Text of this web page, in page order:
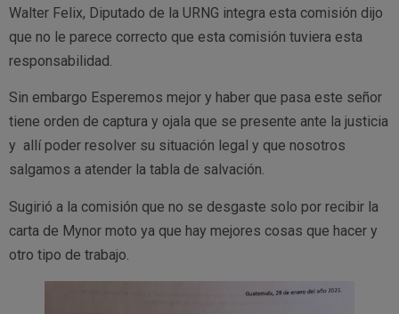
Walter Felix, Diputado de la URNG integra esta comisión dijo
que no le parece correcto que esta comisión tuviera esta
responsabilidad.
Sin embargo Esperemos mejor y haber que pasa este señor
tiene orden de captura y ojala que se presente ante la justicia
y allí poder resolver su situación legal y que nosotros
salgamos a atender la tabla de salvación.
Sugirió a la comisión que no se desgaste solo por recibir la
carta de Mynor moto ya que hay mejores cosas que hacer y
otro tipo de trabajo.